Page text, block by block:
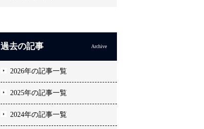
過去の記事 Archive
2026年の記事一覧
2025年の記事一覧
2024年の記事一覧